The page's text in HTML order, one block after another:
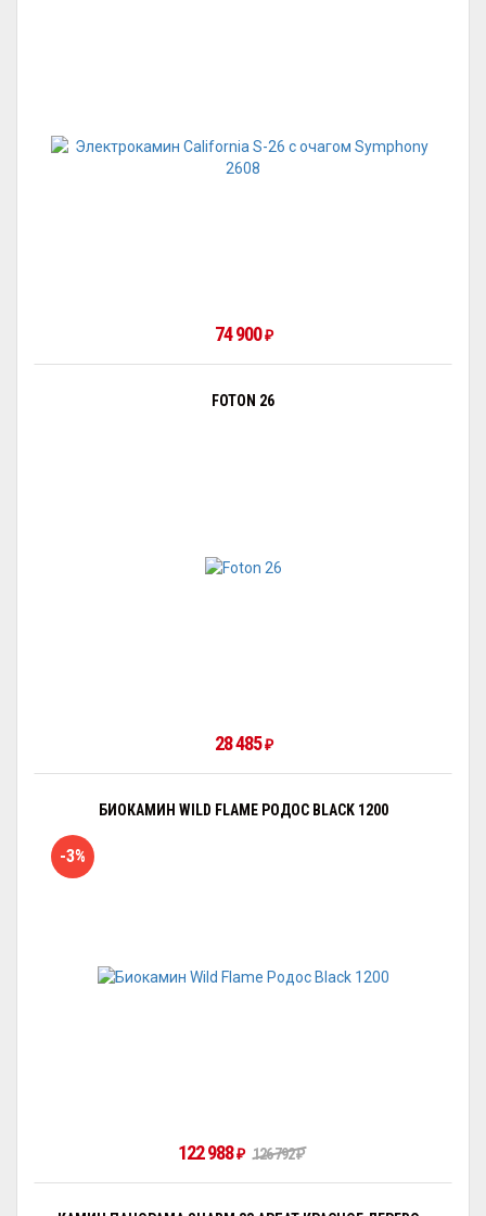
74 900 ₽
FOTON 26
28 485 ₽
БИОКАМИН WILD FLAME РОДОС BLACK 1200
-3%
122 988 ₽ 126 792₽